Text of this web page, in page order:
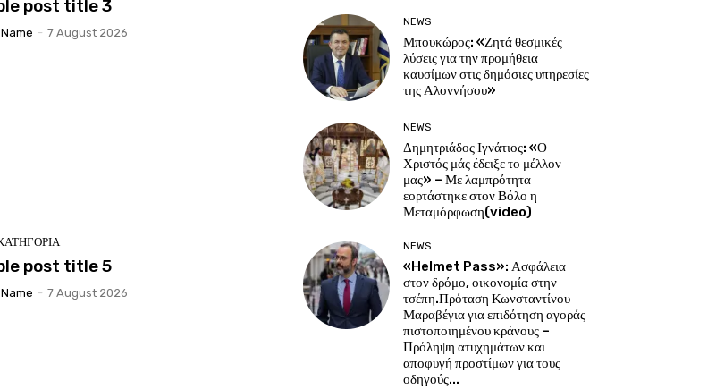
post title 3
- 7 August 2026
post title 5
- 7 August 2026
NEWS
Μπουκώρος: «Ζητά θεσμικές
λύσεις για την προμήθεια
καυσίμων στις δημόσιες υπηρεσίες
της Αλοννήσου»
NEWS
Δημητριάδος Ιγνάτιος: «Ο
Χριστός μάς έδειξε το μέλλον
μας» – Με λαμπρότητα
εορτάστηκε στον Βόλο η
Μεταμόρφωση(video)
NEWS
«Helmet Pass»: Ασφάλεια
στον δρόμο, οικονομία στην
τσέπη.Πρόταση Κωνσταντίνου
Μαραβέγια για επιδότηση αγοράς
πιστοποιημένου κράνους –
Πρόληψη ατυχημάτων και
αποφυγή προστίμων για τους
οδηγούς...